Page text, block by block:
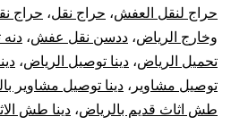
حراج لنقل العفش، حراج نقل، حراج
وخارج الرياض، ددسن نقل عفش،
تحميل الرياض، دينا توصيل الرياض،
توصيل مشاوير ، دينا توصيل مشاوير
طش اثاث قديم بالرياض، دينا طش